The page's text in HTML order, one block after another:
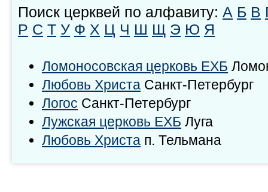
Поиск церквей по алфавиту: А Б В
Р С Т У Ф Х Ц Ч Ш Щ Э Ю Я
Ломоносовская церковь ЕХБ
Любовь Христа Санкт-Петербург
Логос Санкт-Петербург
Лужская церковь ЕХБ Луга
Любовь Христа п. Тельмана